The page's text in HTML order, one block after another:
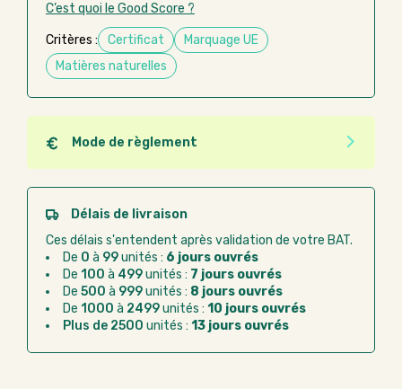
C’est quoi le Good Score ?
Critères : Certificat
Marquage UE
Matières naturelles
Mode de règlement
Quel que soit le mode de règlement, vous pouvez
passer commande en ligne sur Good Act.
Paiement CB :paiement sécurisé par carte
Virement bancaire :règlement sur facture
après la commande
Chorus Pro :règlement par mandat
administratif après la commande
Délais de livraison
Ces délais s'entendent après validation de votre BAT.
De 0 à 99unités : 6 jours ouvrés
De 100 à 499unités : 7 jours ouvrés
De 500 à 999unités : 8 jours ouvrés
De 1000 à 2499unités : 10 jours ouvrés
Plus de 2500 unités : 13 jours ouvrés